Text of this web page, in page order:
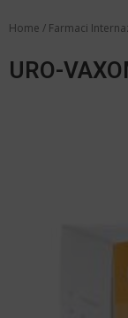
Home / Farmaci
URO-